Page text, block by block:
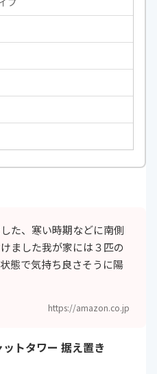
た、寒い時期などに南側
ました我が家には３匹の
態で気持ち良さそうに陽
https://amazon.co.jp
ットタワー 据え置き